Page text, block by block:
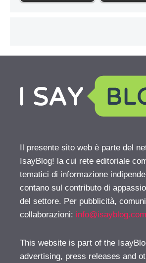
Il presente sito web è parte del
IsayBlog! la cui rete editoriale
tematici di informazione
contano sul contributo di
del settore. Per pubblicità,
collaborazioni: info@isayblog.com
This website is part of the
advertising, press releases and